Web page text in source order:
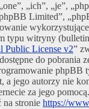
„ich”, „je”,
Limited”,
typu witryny
Public License v2”
do pobrania
phpBB
a jego autorzy nie
za jego
na stronie https://